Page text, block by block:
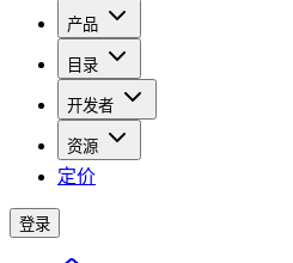
产品
目录
开发者
资源
定价
登录